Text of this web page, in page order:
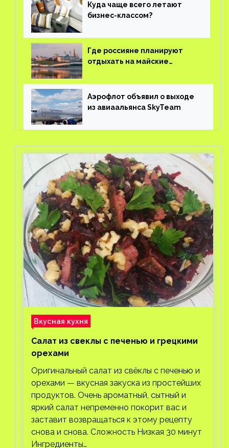
Куда чаще всего летают
бизнес-классом?
Где россияне планируют
отдыхать на майские
Аэрофлот объявил о выходе
из авиаальянса SkyTeam
Вкусная кухня
Салат из свеклы с печенью и грецкими
орехами
Оригинальный салат из свёклы с печенью и
орехами — вкусная закуска из простейших
продуктов. Очень ароматный, сытный и
яркий салат непременно покорит вас и
заставит возвращаться к этому рецепту
снова и снова. Сложность Низкая 30 минут
Ингредиенты…